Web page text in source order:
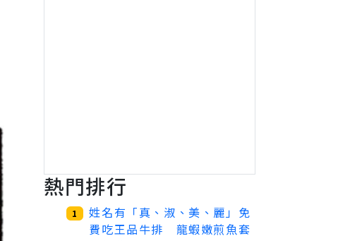
熱門排行
1
姓名有「真、淑、美、麗」免
費吃王品牛排 龍蝦嫩煎魚套